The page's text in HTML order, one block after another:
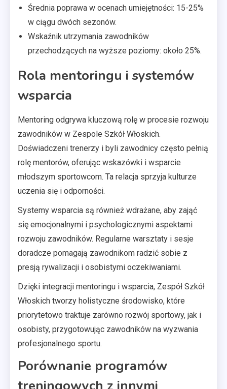
Średnia poprawa w ocenach umiejętności: 15-25%
w ciągu dwóch sezonów.
Wskaźnik utrzymania zawodników
przechodzących na wyższe poziomy: około 25%.
Rola mentoringu i systemów
wsparcia
Mentoring odgrywa kluczową rolę w procesie rozwoju
zawodników w Zespole Szkół Włoskich.
Doświadczeni trenerzy i byli zawodnicy często pełnią
rolę mentorów, oferując wskazówki i wsparcie
młodszym sportowcom. Ta relacja sprzyja kulturze
uczenia się i odporności.
Systemy wsparcia są również wdrażane, aby zająć
się emocjonalnymi i psychologicznymi aspektami
rozwoju zawodników. Regularne warsztaty i sesje
doradcze pomagają zawodnikom radzić sobie z
presją rywalizacji i osobistymi oczekiwaniami.
Dzięki integracji mentoringu i wsparcia, Zespół Szkół
Włoskich tworzy holistyczne środowisko, które
priorytetowo traktuje zarówno rozwój sportowy, jak i
osobisty, przygotowując zawodników na wyzwania
profesjonalnego sportu.
Porównanie programów